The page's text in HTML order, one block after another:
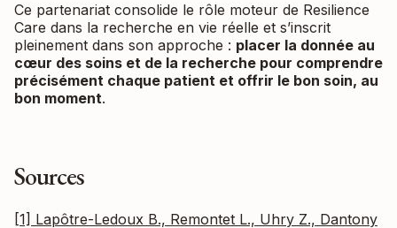
Ce partenariat consolide le rôle moteur de Resilience
Care dans la recherche en vie réelle et s’inscrit
pleinement dans son approche : placer la donnée au
cœur des soins et de la recherche pour comprendre
précisément chaque patient et offrir le bon soin, au
bon moment.
Sources
[1] Lapôtre-Ledoux B., Remontet L., Uhry Z., Dantony